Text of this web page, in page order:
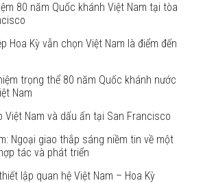
80 năm Quốc khánh Việt Nam tại tòa
Hoa Kỳ vẫn chọn Việt Nam là điểm đến
trọng thể 80 năm Quốc khánh nước
Nam
Việt Nam và dấu ấn tại San Francisco
Ngoại giao thắp sáng niềm tin về một
tác và phát triển
lập quan hệ Việt Nam – Hoa Kỳ